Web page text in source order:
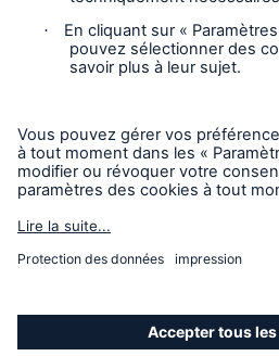
Responsable des plaintes
Paramètres des cookies
Mode accessibilité
© 2026 La Compagnie d’Inspection
HSB. Tous droits réservés. Ce
n’invalide aucune des dispositions,
conditions de la police et des